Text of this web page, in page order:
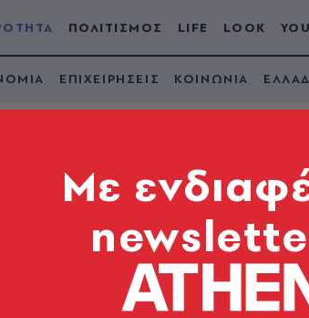
ΠΟΛΙΤΙΣΜΟΣ LIFE LOOK
ΕΠΙΧΕΙΡΗΣΕΙΣ ΚΟΙΝΩΝΙΑ
τελευταίος
Mε